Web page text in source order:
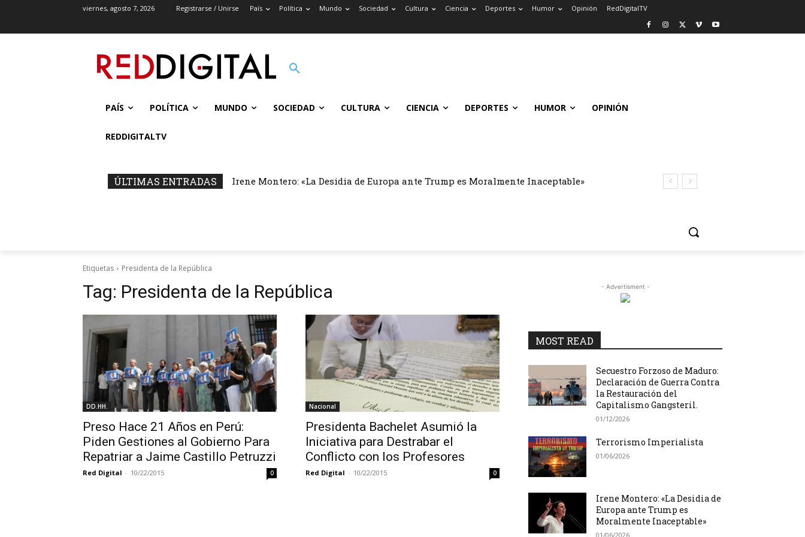
viernes, agosto 7, 2026 Registrarse / Unirse País Política Mundo Sociedad Cultura Ciencia Deportes Humor Opinión RedDigitalTV
PAÍS POLÍTICA MUNDO SOCIEDAD CULTURA CIENCIA DEPORTES HUMOR OPINIÓN
REDDIGITALTV
ÚLTIMAS ENTRADAS Irene Montero: «La Desidia de Europa ante Trump es Moralmente Inaceptable»
Etiquetas Presidenta de la República
Tag: Presidenta de la República
DD.HH.
Preso Hace 21 Años en Perú:
Piden Gestiones al Gobierno Para
Repatriar a Jaime Castillo Petruzzi
Red Digital - 10/22/2015 0
Nacional
Presidenta Bachelet Asumió la
Iniciativa para Destrabar el
Conflicto con los Profesores
Red Digital - 10/22/2015 0
- Advertisment -
MOST READ
Secuestro Forzoso de Maduro:
Declaración de Guerra Contra
la Restauración del
Capitalismo Gangsteril.
01/12/2026
Terrorismo Imperialista
01/06/2026
Irene Montero: «La Desidia de
Europa ante Trump es
Moralmente Inaceptable»
01/06/2026